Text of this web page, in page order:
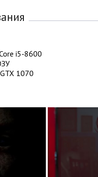
i5-8600
1070